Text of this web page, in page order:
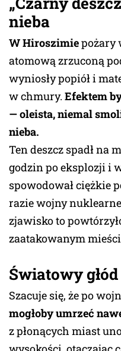
nieba
W Hiroszimiepożary
atomową zrzuconą
wyniosły popiół i
w chmury. Efektem
— oleista, niemal
nieba.
Ten deszcz spadł na
godzin po eksplozji i
spowodował ciężkie
razie wojny
zjawisko to
zaatakowanym
Światowy
Szacuje się, że po
mogłoby umrzeć
z płonących miast